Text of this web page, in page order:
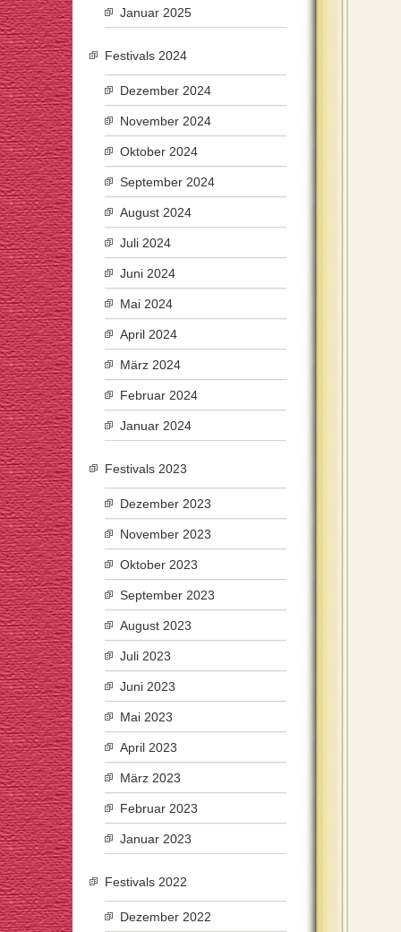
Januar 2025
Festivals 2024
Dezember 2024
November 2024
Oktober 2024
September 2024
August 2024
Juli 2024
Juni 2024
Mai 2024
April 2024
März 2024
Februar 2024
Januar 2024
Festivals 2023
Dezember 2023
November 2023
Oktober 2023
September 2023
August 2023
Juli 2023
Juni 2023
Mai 2023
April 2023
März 2023
Februar 2023
Januar 2023
Festivals 2022
Dezember 2022